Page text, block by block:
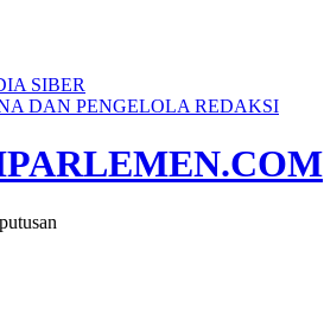
SIBER
DAN PENGELOLA REDAKSI